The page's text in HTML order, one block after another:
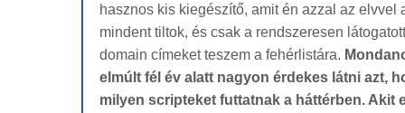
hasznos kis kiegészítő, amit én azzal az elvvel
mindent tiltok, és csak a rendszeresen
domain címeket teszem a fehérlistára.
elmúlt fél év alatt nagyon érdekes látni azt,
milyen scripteket futtatnak a háttérben. Akit